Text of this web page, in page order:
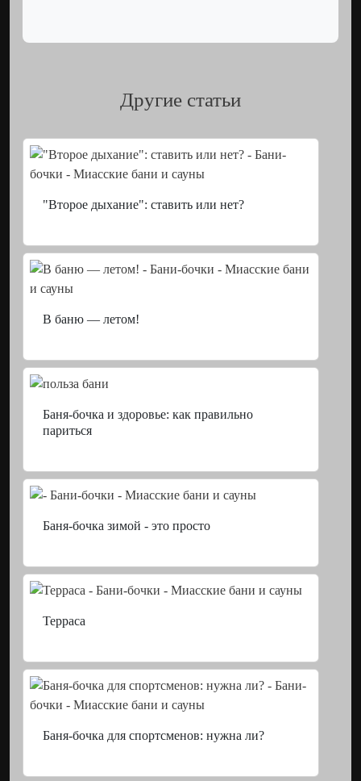
Другие статьи
"Второе дыхание": ставить или нет?
В баню — летом!
Баня-бочка и здоровье: как правильно
париться
Баня-бочка зимой - это просто
Терраса
Баня-бочка для спортсменов: нужна ли?